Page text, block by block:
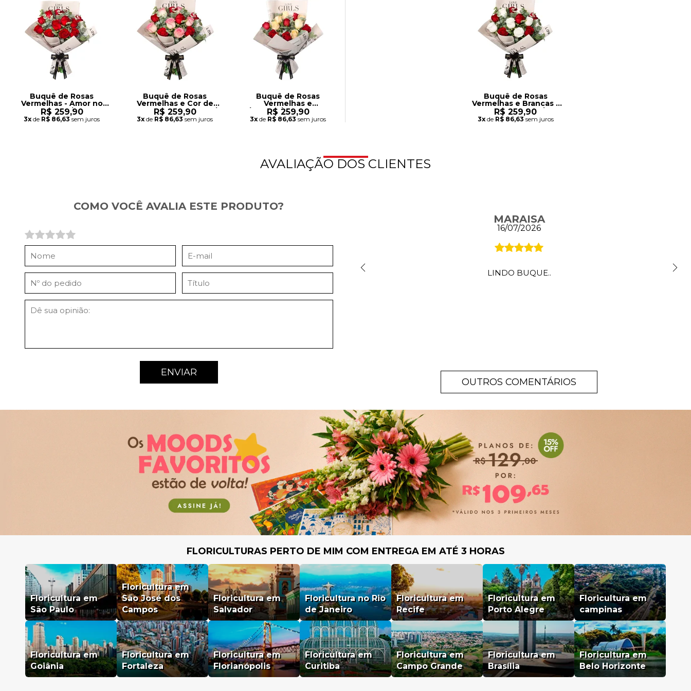
Buquê de Rosas
Vermelhas - Amor no
Jornal
R$ 259,90
3xde R$ 86,63 sem juros
Buquê de Rosas
Vermelhas e Cor de
Rosa - Amor no Jornal
R$ 259,90
3xde R$ 86,63 sem juros
Buquê de Rosas
Vermelhas e
Champanhe - Amor no
Jornal
R$ 259,90
3xde R$ 86,63 sem juros
Buquê de Rosas
Vermelhas e Brancas -
Amor no Jornal
R$ 259,90
3xde R$ 86,63 sem juros
AVALIAÇÃO DOS CLIENTES
COMO VOCÊ AVALIA ESTE PRODUTO?
ENVIAR
MARAISA
16/07/2026
LINDO BUQUE..
OUTROS COMENTÁRIOS
FLORICULTURAS PERTO DE MIM COM ENTREGA EM ATÉ 3 HORAS
Floricultura em
São Paulo
Floricultura em
São José dos
Campos
Floricultura em
Salvador
Floricultura no Rio
de Janeiro
Floricultura em
Recife
Floricultura em
Porto Alegre
Floricultura em
campinas
Floricultura em
Goiânia
Floricultura em
Fortaleza
Floricultura em
Florianópolis
Floricultura em
Curitiba
Floricultura em
Campo Grande
Floricultura em
Brasília
Floricultura em
Belo Horizonte